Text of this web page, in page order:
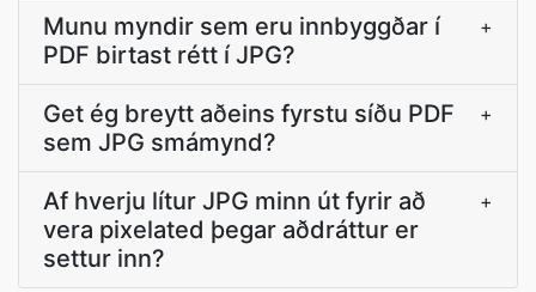
Munu myndir sem eru innbyggðar í
PDF birtast rétt í JPG?
+
Get ég breytt aðeins fyrstu síðu PDF
sem JPG smámynd?
+
Af hverju lítur JPG minn út fyrir að
vera pixelated þegar aðdráttur er
settur inn?
+